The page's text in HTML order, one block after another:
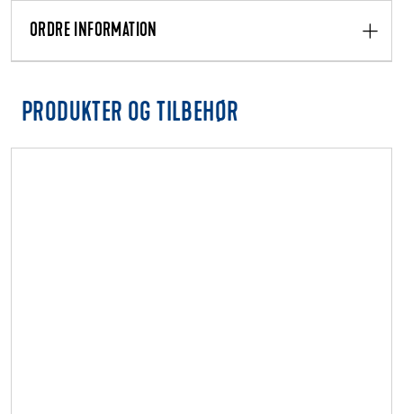
ORDRE INFORMATION
PRODUKTER OG TILBEHØR